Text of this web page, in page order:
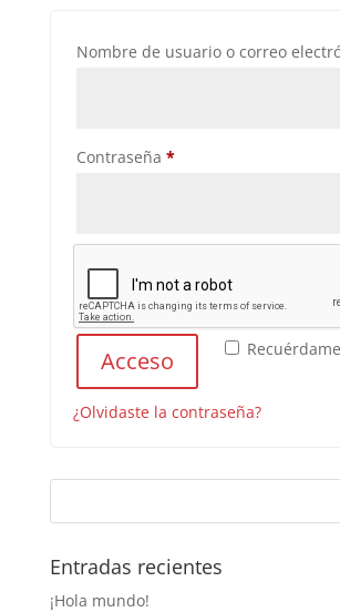
Nombre de usuario o correo
Contraseña *Obligatorio
Recuérdame
Acceso
¿Olvidaste la contraseña?
Entradas recientes
¡Hola mundo!